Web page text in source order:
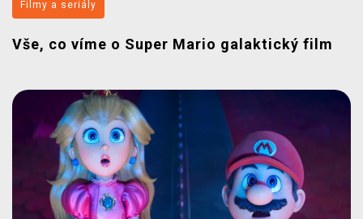
Filmy a seriály
Vše, co víme o Super Mario galaktický film